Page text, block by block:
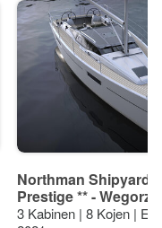
Northman Shipyard
Prestige ** -
3 Kabinen | 8 Kojen |